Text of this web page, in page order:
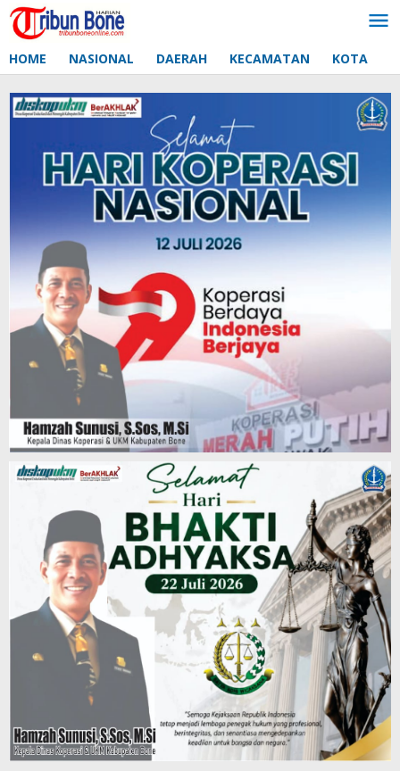
Lewati
ke
HOME NASIONAL DAERAH KECAMATAN KOTA